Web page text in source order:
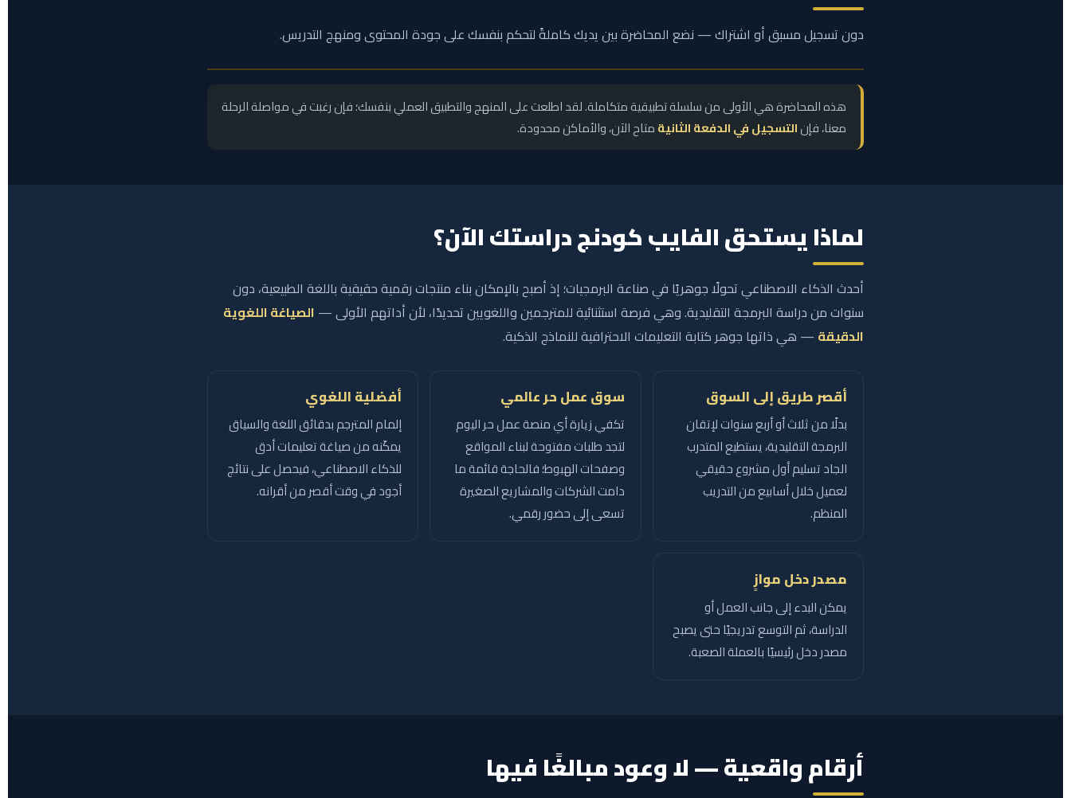
دون تسجيل مسبق أو اشتراك — نضع المحاضرة بين يديك كاملةً لتحكم بنفسك على جودة المحتوى ومنهج التدريس.
هذه المحاضرة هي الأولى من سلسلة تطبيقية متكاملة. لقد اطلعت على المنهج والتطبيق العملي بنفسك؛ فإن رغبت في مواصلة الرحلة
معنا، فإنالتسجيل في الدفعة الثانيةمتاح الآن، والأماكن محدودة.
لماذا يستحق الفايب كودنج دراستك الآن؟
أحدث الذكاء الاصطناعي تحولًا جوهريًا في صناعة البرمجيات؛ إذ أصبح بالإمكان بناء منتجات رقمية حقيقية باللغة الطبيعية، دون
سنوات من دراسة البرمجة التقليدية. وهي فرصة استثنائية للمترجمين واللغويين تحديدًا، لأن أداتهم الأولى — الصياغة اللغوية
الدقيقة — هي ذاتها جوهر كتابة التعليمات الاحترافية للنماذج الذكية.
أقصر طريق إلى السوق
بدلًا من ثلاث أو أربع سنوات لإتقان
البرمجة التقليدية، يستطيع المتدرب
الجاد تسليم أول مشروع حقيقي
لعميل خلال أسابيع من التدريب
المنظم.
سوق عمل حر عالمي
تكفي زيارة أي منصة عمل حر اليوم
لتجد طلبات مفتوحة لبناء المواقع
وصفحات الهبوط؛ فالحاجة قائمة ما
دامت الشركات والمشاريع الصغيرة
تسعى إلى حضور رقمي.
أفضلية اللغوي
إلمام المترجم بدقائق اللغة والسياق
يمكّنه من صياغة تعليمات أدق
للذكاء الاصطناعي، فيحصل على نتائج
أجود في وقت أقصر من أقرانه.
مصدر دخل موازٍ
يمكن البدء إلى جانب العمل أو
الدراسة، ثم التوسع تدريجيًا حتى يصبح
مصدر دخل رئيسيًا بالعملة الصعبة.
أرقام واقعية — لا وعود مبالغًا فيها